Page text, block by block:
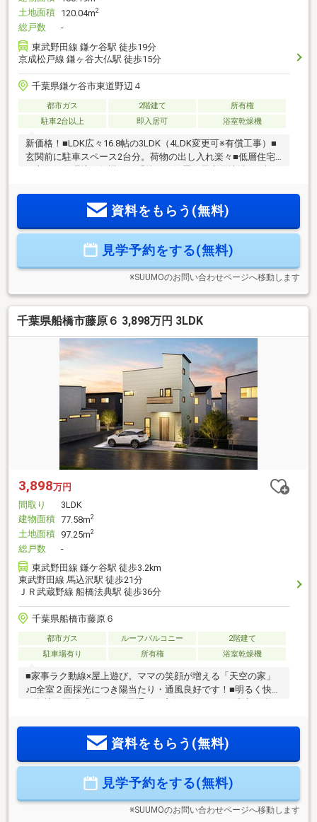
土地面積 120.04m2
総戸数
-
東武野田線 鎌ケ谷駅 徒歩19分
京成松戸線 鎌ヶ谷大仏駅 徒歩15分
千葉県鎌ケ谷市東道野辺４
都市ガス 2階建て
所有権
駐車2台以上
即入居可 浴室乾燥機
新価格！■LDK広々16.8帖の3LDK（4LDK変更可※有償工事）■
玄関前に駐車スペース2台分。荷物の出し入れ楽々■低層住宅
の良好な住環境を保護する「第一種低層住居専用地域」■車の
なリビングエアコン付■内覧可能です。お気軽にお問い合わせ
資料をもらう(無料)
見学予約をする(無料)
※SUUMOのお問い合わせページへ移動します
千葉県船橋市藤原６ 3,898万円 3LDK
3,898万円
間取り
3LDK
建物面積 77.58m2
土地面積 97.25m2
総戸数
-
東武野田線 鎌ケ谷駅 徒歩3.2km
東武野田線 馬込沢駅 徒歩21分
ＪＲ武蔵野線 船橋法典駅 徒歩36分
千葉県船橋市藤原６
都市ガス ルーフバルコニー
2階建て
駐車場有り
所有権 浴室乾燥機
■家事ラク動線×屋上遊び。ママの笑顔が増える「天空の家」
♪□全室２面採光につき陽当たり・通風良好です！■明るく快適
ル、アウトドアリビングとしても活用できるスカイバルコニ
ー♪□ゆとりある12.5帖のスカイバルコニー。■ぜひモデルハウ
資料をもらう(無料)
見学予約をする(無料)
※SUUMOのお問い合わせページへ移動します